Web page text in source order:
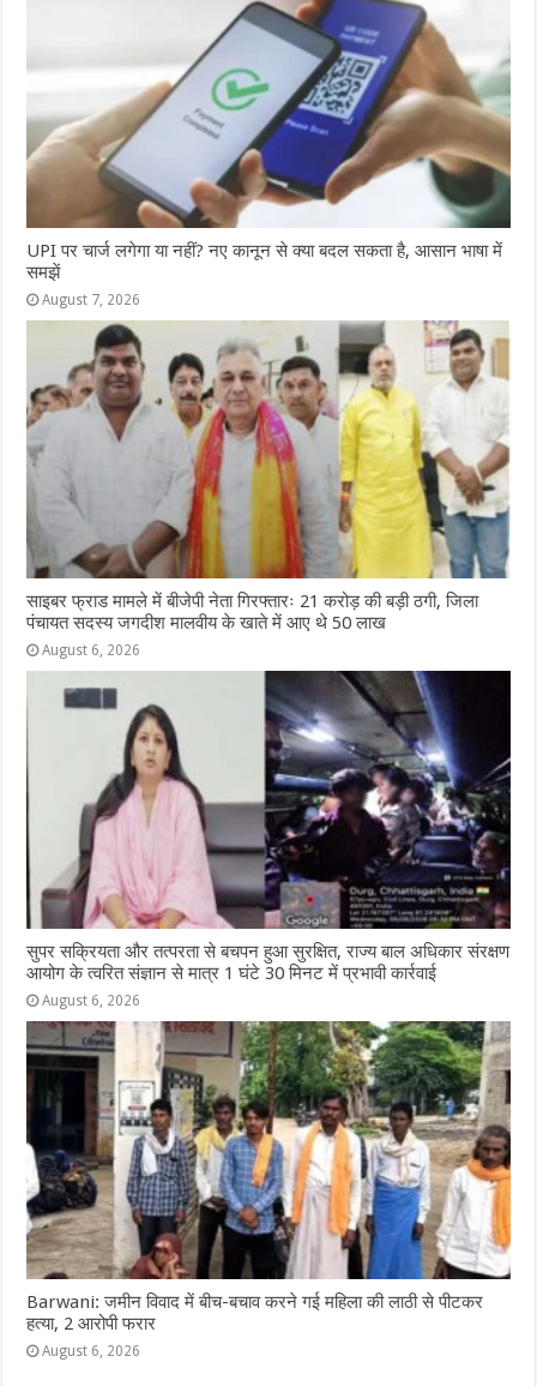
UPI पर चार्ज लगेगा या नहीं? नए कानून से क्या बदल सकता है, आसान भाषा में
समझें
August 7, 2026
साइबर फ्राड मामले में बीजेपी नेता गिरफ्तारः 21 करोड़ की बड़ी ठगी, जिला
पंचायत सदस्य जगदीश मालवीय के खाते में आए थे 50 लाख
August 6, 2026
सुपर सक्रियता और तत्परता से बचपन हुआ सुरक्षित, राज्य बाल अधिकार संरक्षण
आयोग के त्वरित संज्ञान से मात्र 1 घंटे 30 मिनट में प्रभावी कार्रवाई
August 6, 2026
Barwani: जमीन विवाद में बीच-बचाव करने गई महिला की लाठी से पीटकर
हत्या, 2 आरोपी फरार
August 6, 2026